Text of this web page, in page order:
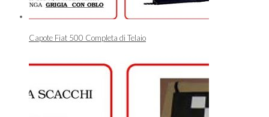
Capote Fiat 500 Completa di Telaio